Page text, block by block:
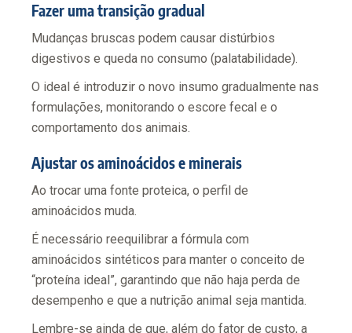
Fazer uma transição gradual
Mudanças bruscas podem causar distúrbios
digestivos e queda no consumo (palatabilidade).
O ideal é introduzir o novo insumo gradualmente nas
formulações, monitorando o escore fecal e o
comportamento dos animais.
Ajustar os aminoácidos e minerais
Ao trocar uma fonte proteica, o perfil de
aminoácidos muda.
É necessário reequilibrar a fórmula com
aminoácidos sintéticos para manter o conceito de
“proteína ideal”, garantindo que não haja perda de
desempenho e que a nutrição animal seja mantida.
Lembre-se ainda de que, além do fator de custo, a